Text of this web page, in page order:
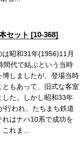
セット [10-368]
昭和31年(1956)11月
間代で結ぶという当時
しましたが、登場当時
もあって、旧式な客室
た。しかし昭和33年
行われ、たちまち鉄道
はナハ10系で成功を
れま...